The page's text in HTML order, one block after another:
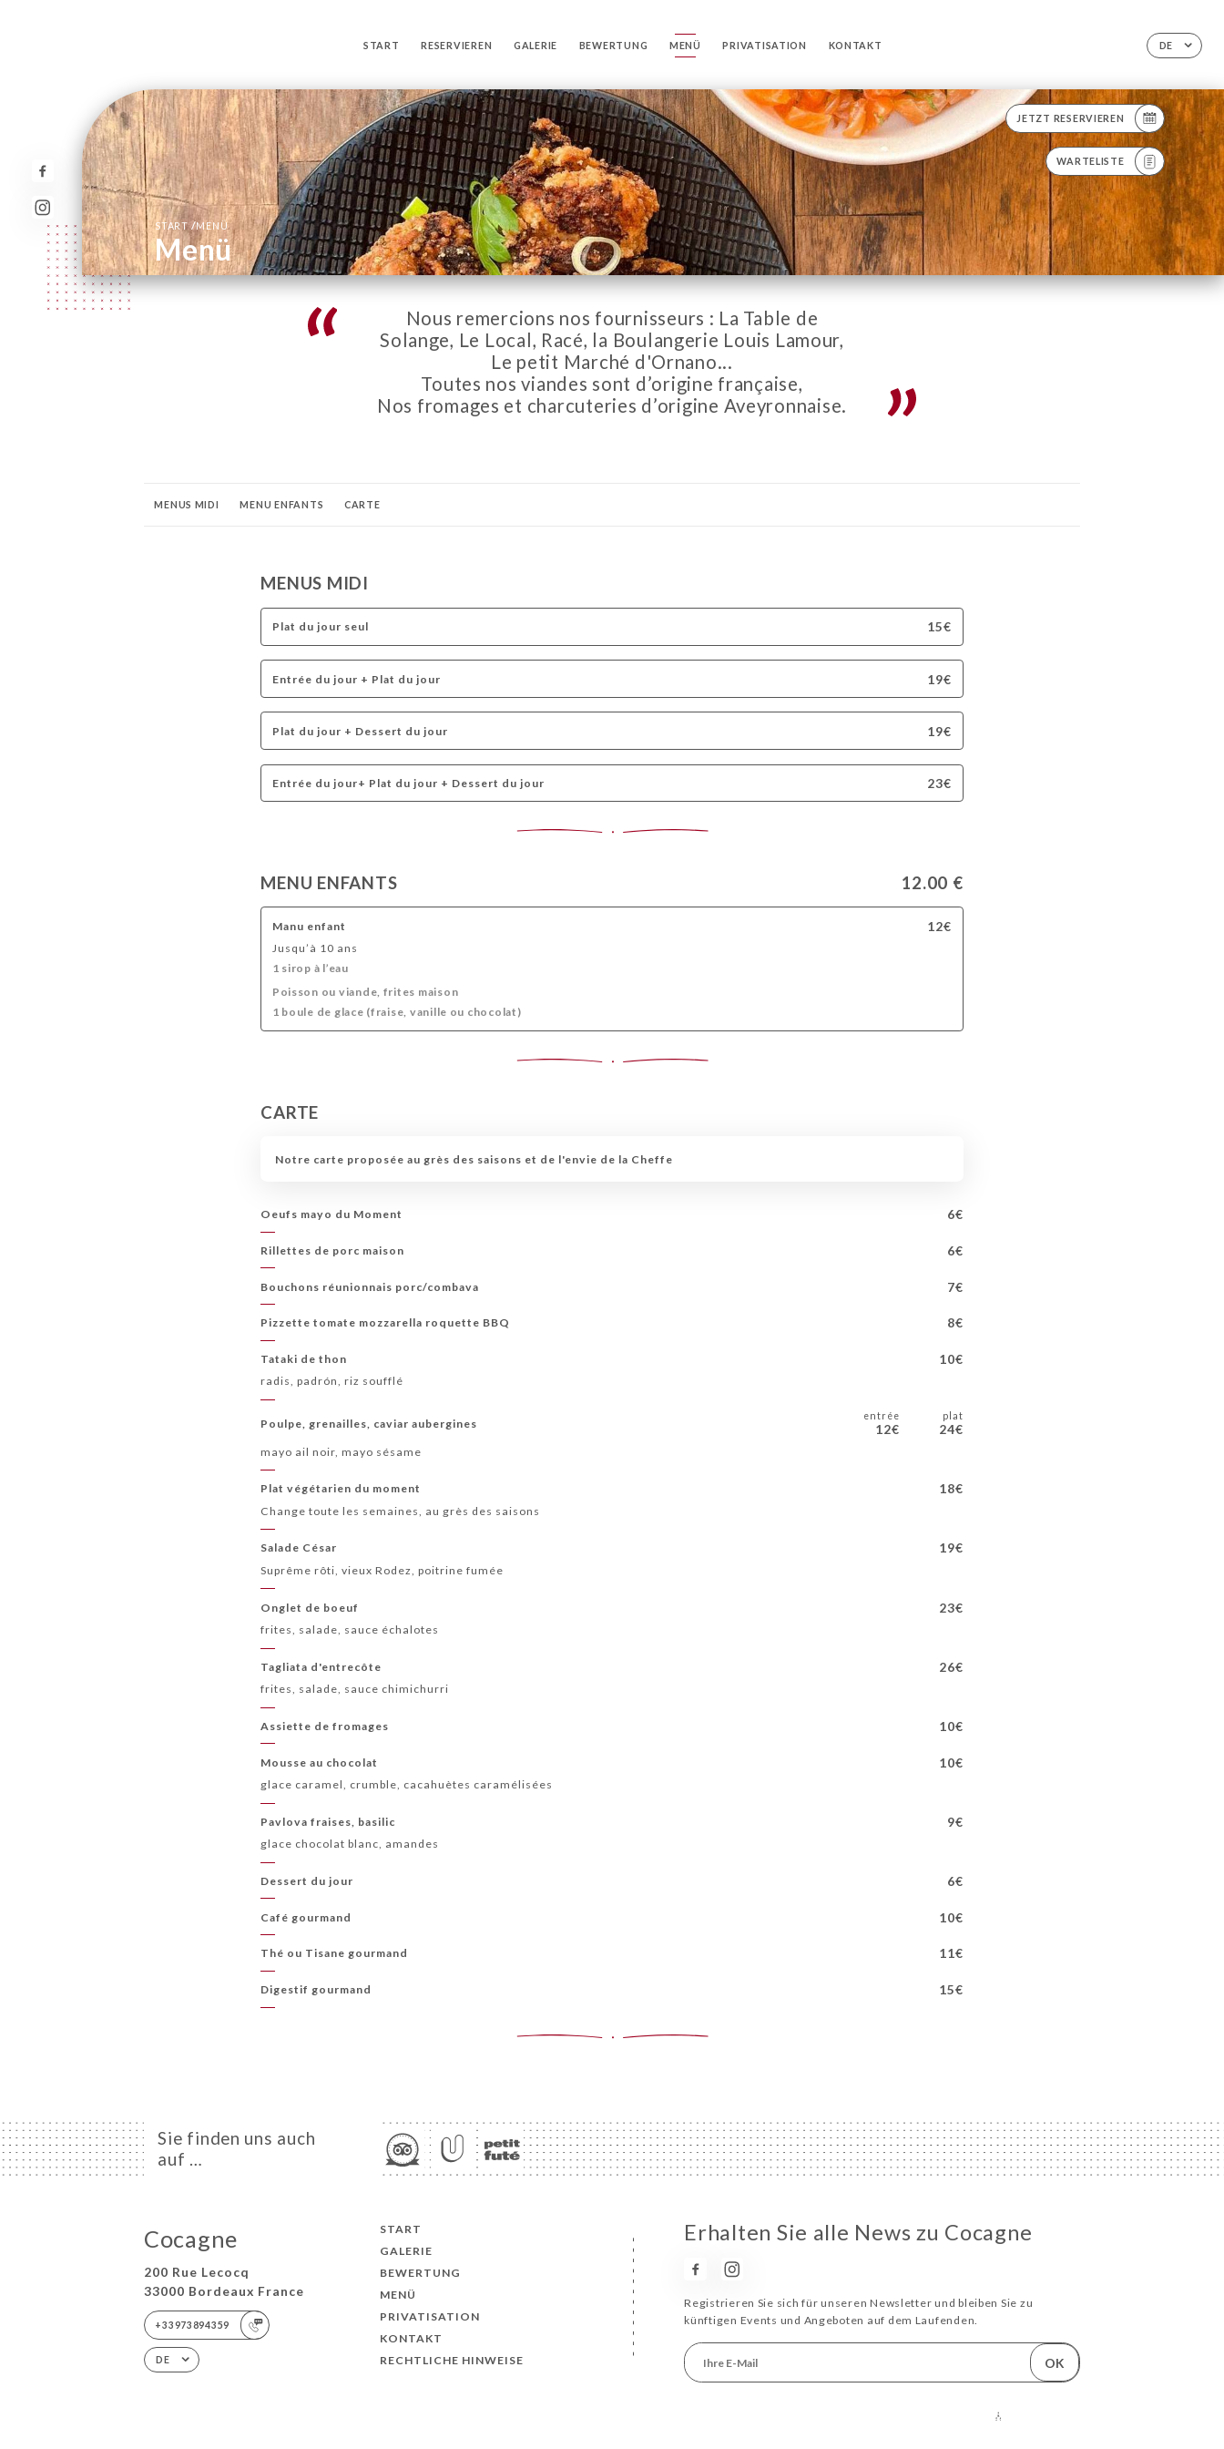
DE
START RESERVIEREN GALERIE BEWERTUNG MENÜ PRIVATISATION KONTAKT
JETZT RESERVIEREN
WARTELISTE
START/MENÜ
Menü
Nous remercions nos fournisseurs : La Table de
Solange, Le Local, Racé, la Boulangerie Louis Lamour,
Le petit Marché d'Ornano...
Toutes nos viandes sont d’origine française,
Nos fromages et charcuteries d’origine Aveyronnaise.
MENUS MIDI MENU ENFANTS CARTE
MENUS MIDI
Plat du jour seul 15€
Entrée du jour + Plat du jour 19€
Plat du jour + Dessert du jour 19€
Entrée du jour+ Plat du jour + Dessert du jour 23€
MENU ENFANTS 12.00 €
Manu enfant 12€
Jusqu’à 10 ans
1 sirop à l’eau
Poisson ou viande, frites maison
1 boule de glace (fraise, vanille ou chocolat)
CARTE
Notre carte proposée au grès des saisons et de l'envie de la Cheffe
Oeufs mayo du Moment 6€
Rillettes de porc maison 6€
Bouchons réunionnais porc/combava 7€
Pizzette tomate mozzarella roquette BBQ 8€
Tataki de thon 10€
radis, padrón, riz soufflé
Poulpe, grenailles, caviar aubergines
entrée
12€
plat
24€
mayo ail noir, mayo sésame
Plat végétarien du moment 18€
Change toute les semaines, au grès des saisons
Salade César 19€
Suprême rôti, vieux Rodez, poitrine fumée
Onglet de boeuf 23€
frites, salade, sauce échalotes
Tagliata d'entrecôte 26€
frites, salade, sauce chimichurri
Assiette de fromages 10€
Mousse au chocolat 10€
glace caramel, crumble, cacahuètes caramélisées
Pavlova fraises, basilic 9€
glace chocolat blanc, amandes
Dessert du jour 6€
Café gourmand 10€
Thé ou Tisane gourmand 11€
Digestif gourmand 15€
Sie finden uns auch
auf …
Cocagne
200 Rue Lecocq
33000 Bordeaux France
+33973894359
DE
START
GALERIE
BEWERTUNG
MENÜ
PRIVATISATION
KONTAKT
RECHTLICHE HINWEISE
Erhalten Sie alle News zu Cocagne
Registrieren Sie sich für unseren Newsletter und bleiben Sie zu
künftigen Events und Angeboten auf dem Laufenden.
OK